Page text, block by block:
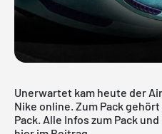
Unerwartet kam heute der
Nike online. Zum Pack
Pack. Alle Infos zum Pack